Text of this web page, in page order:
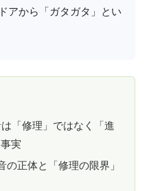
アから「ガタガタ」とい
「修理」ではなく「進
実
正体と「修理の限界」